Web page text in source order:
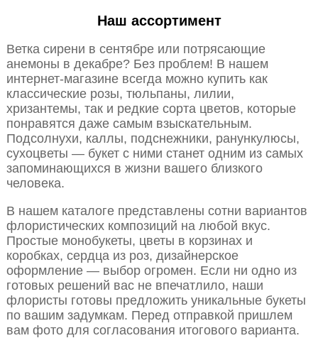
Наш ассортимент
Ветка сирени в сентябре или потрясающие
анемоны в декабре? Без проблем! В нашем
интернет-магазине всегда можно купить как
классические розы, тюльпаны, лилии,
хризантемы, так и редкие сорта цветов, которые
понравятся даже самым взыскательным.
Подсолнухи, каллы, подснежники, ранункулюсы,
сухоцветы — букет с ними станет одним из самых
запоминающихся в жизни вашего близкого
человека.
В нашем каталоге представлены сотни вариантов
флористических композиций на любой вкус.
Простые монобукеты, цветы в корзинах и
коробках, сердца из роз, дизайнерское
оформление — выбор огромен. Если ни одно из
готовых решений вас не впечатлило, наши
флористы готовы предложить уникальные букеты
по вашим задумкам. Перед отправкой пришлем
вам фото для согласования итогового варианта.